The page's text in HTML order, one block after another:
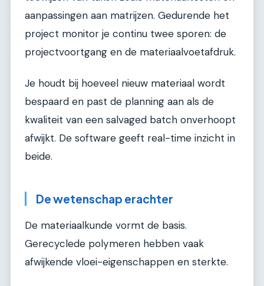
aanpassingen aan matrijzen. Gedurende het
project monitor je continu twee sporen: de
projectvoortgang en de materiaalvoetafdruk.
Je houdt bij hoeveel nieuw materiaal wordt
bespaard en past de planning aan als de
kwaliteit van een salvaged batch onverhoopt
afwijkt. De software geeft real-time inzicht in
beide.
De wetenschap erachter
De materiaalkunde vormt de basis.
Gerecyclede polymeren hebben vaak
afwijkende vloei-eigenschappen en sterkte.